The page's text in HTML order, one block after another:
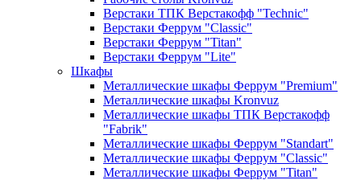
Верстаки ТПК Верстакофф "Technic"
Верстаки Феррум "Classic"
Верстаки Феррум "Titan"
Верстаки Феррум "Lite"
Шкафы
Металлические шкафы Феррум "Premium"
Металлические шкафы Kronvuz
Металлические шкафы ТПК Верстакофф
"Fabrik"
Металлические шкафы Феррум "Standart"
Металлические шкафы Феррум "Classic"
Металлические шкафы Феррум "Titan"